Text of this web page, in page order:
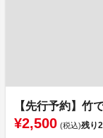
【先行予約】竹
¥2,500 (税込)残り